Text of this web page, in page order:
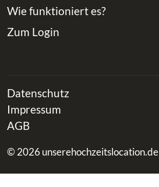
Wie funktioniert es?
Zum Login
Datenschutz
Impressum
AGB
© 2026 unserehochzeitslocation.de